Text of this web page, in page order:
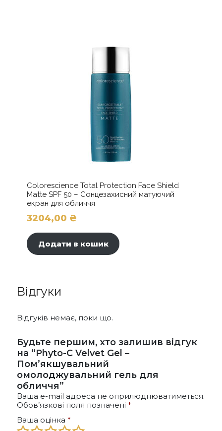
Colorescience Total Protection Face Shield
Matte SPF 50 – Сонцезахисний матуючий
екран для обличчя
3204,00 ₴
Додати в кошик
Відгуки
Відгуків немає, поки що.
Будьте першим, хто залишив відгук
на “Phyto-C Velvet Gel –
Пом’якшувальний
омолоджувальний гель для
обличчя”
Ваша e-mail адреса не оприлюднюватиметься.
Обов’язкові поля позначені *
Ваша оцінка *